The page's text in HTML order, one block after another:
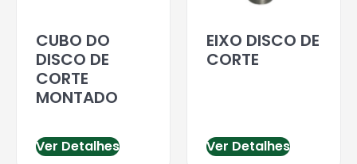
CUBO DO
DISCO DE
CORTE
MONTADO
Ver Detalhes
EIXO DISCO DE
CORTE
Ver Detalhes